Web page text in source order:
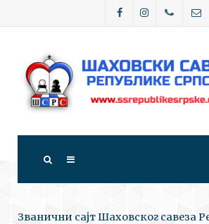
Званични сајт Шаховског савеза